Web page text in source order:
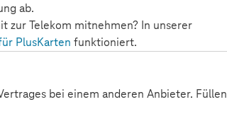
ab.
zur Telekom mitnehmen? In unserer
PlusKarten funktioniert.
bei einem anderen Anbieter. Füllen